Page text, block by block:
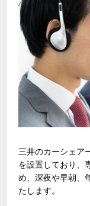
三井のカーシェア
を設置しており、
め、深夜や早朝、
たします。